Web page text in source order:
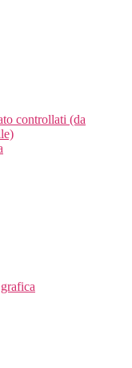
controllati (da